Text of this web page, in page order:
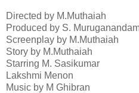
Directed by M.Muthaiah
Produced by S.
Screenplay by M.Muthaiah
Story by M.Muthaiah
Starring M. Sasikumar
Lakshmi Menon
Music by M Ghibran